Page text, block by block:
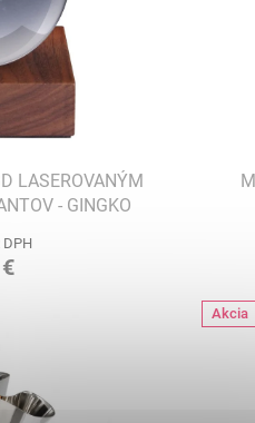
LASEROVANÝM
- GINGKO
Akcia